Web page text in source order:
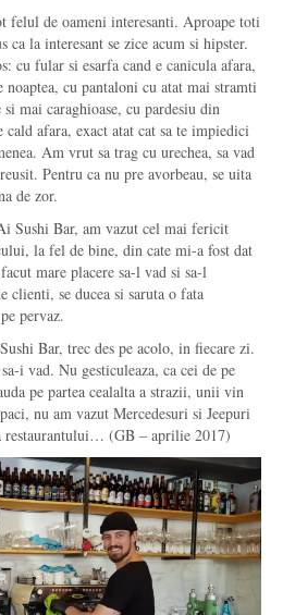
de oameni interesanti. Aproape toti
la interesant se zice acum si hipster.
cu fular si esarfa cand e canicula afara,
noaptea, cu pantaloni cu atat mai stramti
mai caraghioase, cu pardesiu din
cald afara, exact atat cat sa te impiedici
Am vrut sa trag cu urechea, sa vad
Pentru ca nu pre avorbeau, se uita
de zor.
Sushi Bar, am vazut cel mai fericit
la fel de bine, din cate mi-a fost dat
mare placere sa-l vad si sa-l
clienti, se ducea si saruta o fata
pervaz.
Bar, trec des pe acolo, in fiecare zi.
i vad. Nu gesticuleaza, ca cei de pe
pe partea cealalta a strazii, unii vin
nu am vazut Mercedesuri si Jeepuri
restaurantului… (GB – aprilie 2017)